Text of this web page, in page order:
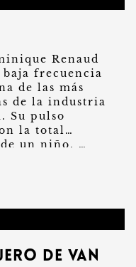
Renaud
frecuencia
de las más
de la industria
Su pulso
la total
un niño. …
de Van